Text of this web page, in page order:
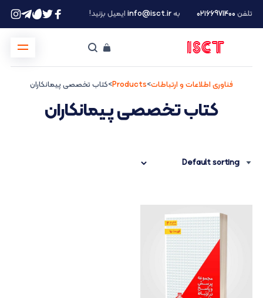
تلفن ۰۲۱66971400 بهinfo@isct.irایمیل بزنید!
فناوری اطلاعات و ارتباطات>
Products
>کتاب تخصصی پیمانکاران
کتاب تخصصی پیمانکاران